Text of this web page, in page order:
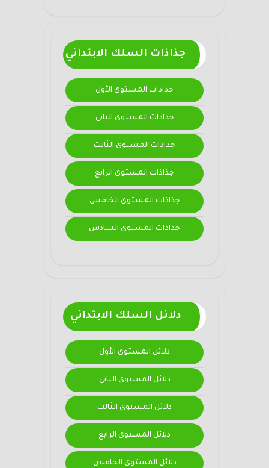
جذاذات السلك الابتدائي
جذاذات المستوى الأول
جذاذات المستوى الثاني
جذاذات المستوى الثالث
جذاذات المستوى الرابع
جذاذات المستوى الخامس
جذاذات المستوى السادس
دلائل السلك الابتدائي
دلائل المستوى الأول
دلائل المستوى الثاني
دلائل المستوى الثالث
دلائل المستوى الرابع
دلائل المستوى الخامس